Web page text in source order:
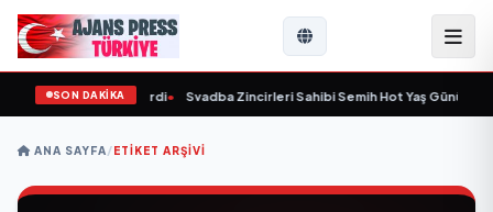
SON DAKİKA
yaşında yaşamını yitirdi• Svadba Zincirleri Sahibi Semih Hot Yaş Gününü
ANA SAYFA/ETIKET ARŞIVI